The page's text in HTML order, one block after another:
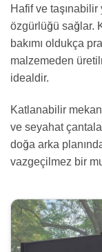
Hafif ve taşınabilir
özgürlüğü sağlar.
bakımı oldukça
malzemeden
idealdir.
Katlanabilir
ve seyahat
doğa arka
vazgeçilmez bir